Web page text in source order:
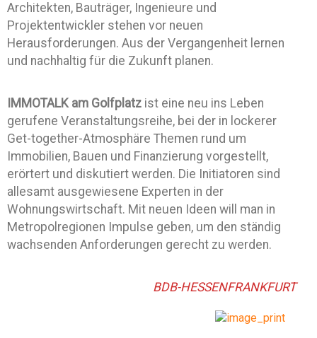
Architekten, Bauträger, Ingenieure und
Projektentwickler stehen vor neuen
Herausforderungen. Aus der Vergangenheit lernen
und nachhaltig für die Zukunft planen.
IMMOTALK am Golfplatz ist eine neu ins Leben
gerufene Veranstaltungsreihe, bei der in lockerer
Get-together-Atmosphäre Themen rund um
Immobilien, Bauen und Finanzierung vorgestellt,
erörtert und diskutiert werden. Die Initiatoren sind
allesamt ausgewiesene Experten in der
Wohnungswirtschaft. Mit neuen Ideen will man in
Metropolregionen Impulse geben, um den ständig
wachsenden Anforderungen gerecht zu werden.
BDB-HESSENFRANKFURT